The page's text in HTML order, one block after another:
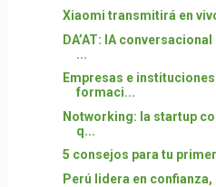
Xiaomi transmitirá en
DA’AT: IA
...
Empresas e
formaci...
Notworking: la startup
q...
5 consejos para tu
Perú lidera en